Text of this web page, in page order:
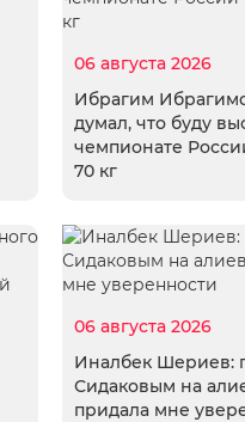
06 августа 2026
Ибрагим
думал, что буду
чемпионате
70 кг
06 августа 2026
Иналбек Шериев:
Сидаковым на
придала мне